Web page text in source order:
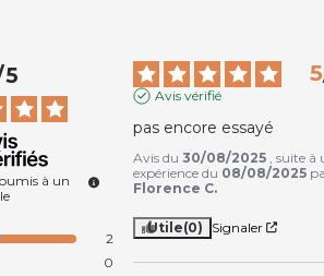
5
à un
2
0
5
Avis vérifié
pas encore essayé
Avis du 30/08/2025 , suite à
expérience du 08/08/2025
Florence C.
Utile(0) Signaler